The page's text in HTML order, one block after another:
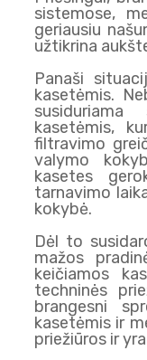
sistemose,
geriausiu
užtikrina
Panaši
kasetėmis.
kasetėmis,
filtravimo
valymo
kasetes
tarnavimo
kokybė.
Dėl to
mažos
keičiamos
techninės
brangesni
kasetėmis ir
priežiūros ir